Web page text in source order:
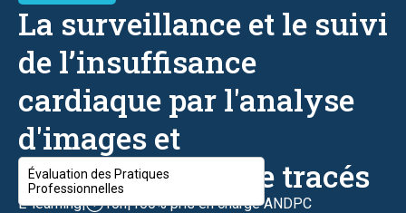
La surveillance et le suivi
de l’insuffisance
cardiaque par l'analyse
d'images et
l'interprétation de tracés
E-learning| 10h|100% pris en charge ANDPC
Évaluation des Pratiques
Professionnelles